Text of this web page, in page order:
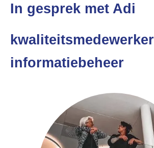
In gesprek met Adi
kwaliteitsmedewerker
informatiebeheer